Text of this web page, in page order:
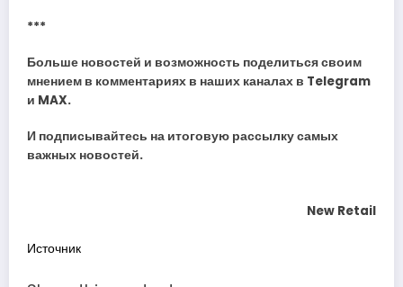
***
Больше новостей и возможность поделиться своим
мнением в комментариях в наших каналах в Telegram
и MAX.
И подписывайтесь на итоговую рассылку самых
важных новостей.
New Retail
Источник